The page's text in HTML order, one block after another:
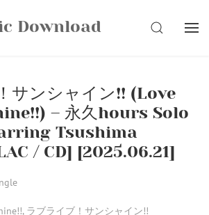
Download SEARCH
サンシャイン!! (Love
– 永久hours Solo
Tsushima
/ CD] [2025.06.21]
, ラブライブ！サンシャイン!!